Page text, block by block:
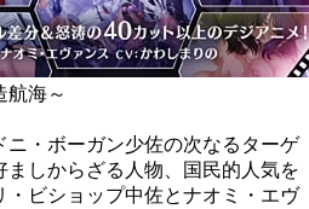
航海～
ニ・ボーガン少佐の次なるターゲ
ましからざる人物、国民的人気を
ビショップ中佐とナオミ・エヴ